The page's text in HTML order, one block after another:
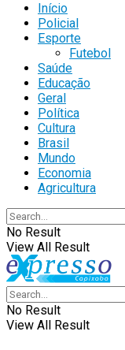
Início
Policial
Esporte
Futebol
Saúde
Educação
Geral
Política
Cultura
Brasil
Mundo
Economia
Agricultura
No Result
View All Result
No Result
View All Result